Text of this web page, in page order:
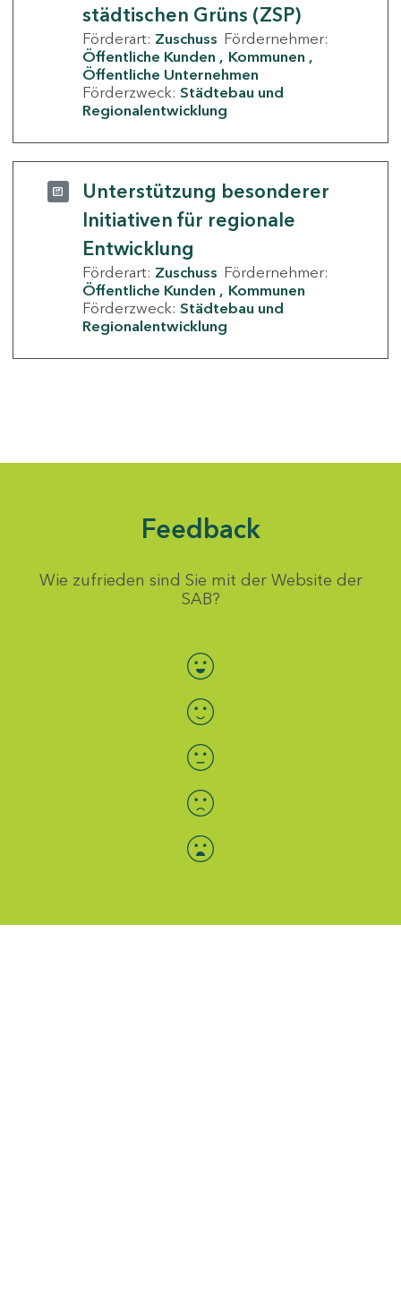
städtischen Grüns (ZSP)
Förderart: Zuschuss Fördernehmer:
Öffentliche Kunden
Kommunen
Öffentliche Unternehmen
Förderzweck: Städtebau und
Regionalentwicklung
Unterstützung besonderer
Initiativen für regionale
Entwicklung
Förderart: Zuschuss Fördernehmer:
Öffentliche Kunden
Kommunen
Förderzweck: Städtebau und
Regionalentwicklung
Feedback
Wie zufrieden sind Sie mit der Website der
SAB?
Bewertung auswählen